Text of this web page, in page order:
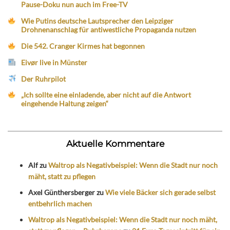
Pause-Doku nun auch im Free-TV
Wie Putins deutsche Lautsprecher den Leipziger
Drohnenanschlag für antiwestliche Propaganda nutzen
Die 542. Cranger Kirmes hat begonnen
Eivør live in Münster
Der Ruhrpilot
„Ich sollte eine einladende, aber nicht auf die Antwort
eingehende Haltung zeigen“
Aktuelle Kommentare
AlfzuWaltrop als Negativbeispiel: Wenn die Stadt nur noch
mäht, statt zu pflegen
Axel GünthersbergerzuWie viele Bäcker sich gerade selbst
entbehrlich machen
Waltrop als Negativbeispiel: Wenn die Stadt nur noch mäht,